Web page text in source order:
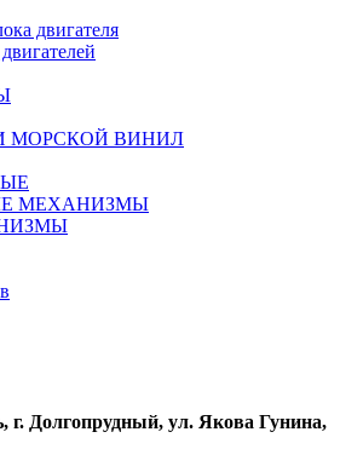
двигателя
МОРСКОЙ ВИНИЛ
МЕХАНИЗМЫ
г. Долгопрудный, ул. Якова Гунина,